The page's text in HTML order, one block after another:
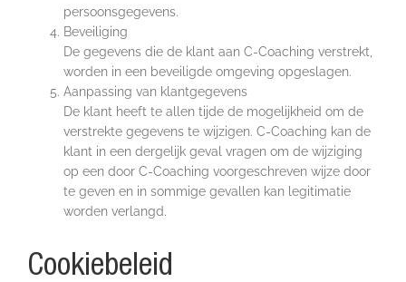
persoonsgegevens.
Beveiliging
De gegevens die de klant aan C-Coaching verstrekt,
worden in een beveiligde omgeving opgeslagen.
Aanpassing van klantgegevens
De klant heeft te allen tijde de mogelijkheid om de
verstrekte gegevens te wijzigen. C-Coaching kan de
klant in een dergelijk geval vragen om de wijziging
op een door C-Coaching voorgeschreven wijze door
te geven en in sommige gevallen kan legitimatie
worden verlangd.
Cookiebeleid